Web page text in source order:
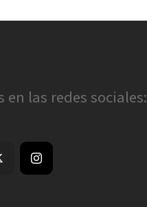
en las redes sociales: